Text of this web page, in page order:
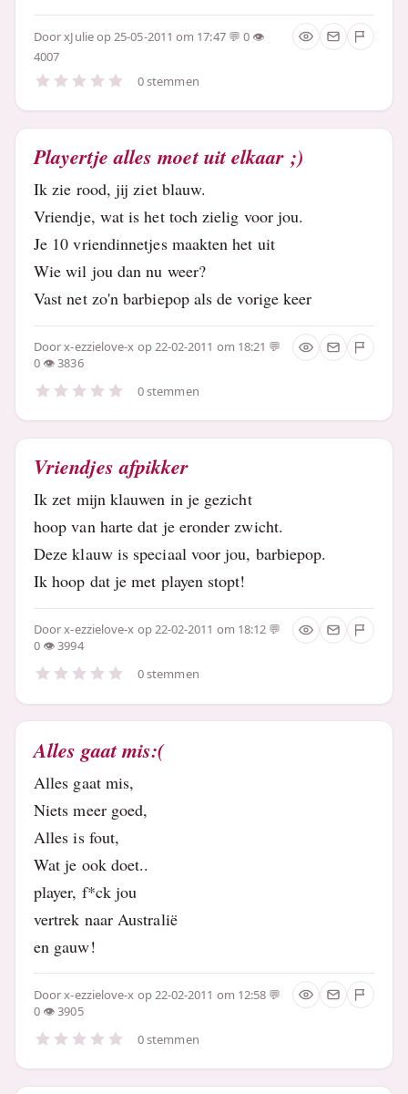
DoorxJulieop 25-05-2011 om 17:47
0
4007
0 stemmen
Playertje alles moet uit elkaar ;)
Ik zie rood, jij ziet blauw.
Vriendje, wat is het toch zielig voor jou.
Je 10 vriendinnetjes maakten het uit
Wie wil jou dan nu weer?
Vast net zo'n barbiepop als de vorige keer
Doorx-ezzielove-x op 22-02-2011 om 18:21
0
3836
0 stemmen
Vriendjes afpikker
Ik zet mijn klauwen in je gezicht
hoop van harte dat je eronder zwicht.
Deze klauw is speciaal voor jou, barbiepop.
Ik hoop dat je met playen stopt!
Doorx-ezzielove-x op 22-02-2011 om 18:12
0
3994
0 stemmen
Alles gaat mis:(
Alles gaat mis,
Niets meer goed,
Alles is fout,
Wat je ook doet..
player, f*ck jou
vertrek naar Australië
en gauw!
Doorx-ezzielove-x op 22-02-2011 om 12:58
0
3905
0 stemmen